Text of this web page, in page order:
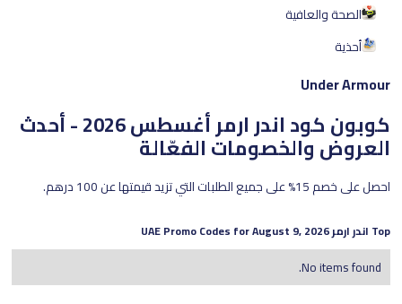
الصحة والعافية
أحذية
Under Armour
كوبون كود اندر ارمر أغسطس 2026 - أحدث
العروض والخصومات الفعّالة
احصل على خصم 15% على جميع الطلبات التي تزيد قيمتها عن 100 درهم.
Top اندر ارمرUAE Promo Codes for
August 9, 2026
No items found.